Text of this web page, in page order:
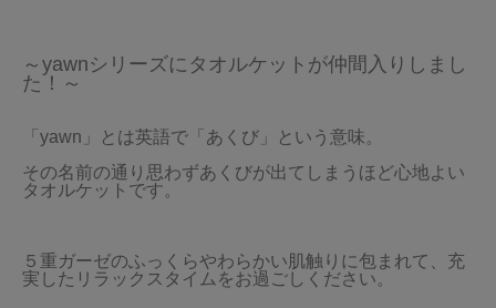
～yawnシリーズにタオルケットが仲間入りしまし
た！～
「yawn」とは英語で「あくび」という意味。
その名前の通り思わずあくびが出てしまうほど心地よい
タオルケットです。
５重ガーゼのふっくらやわらかい肌触りに包まれて、充
実したリラックスタイムをお過ごしください。